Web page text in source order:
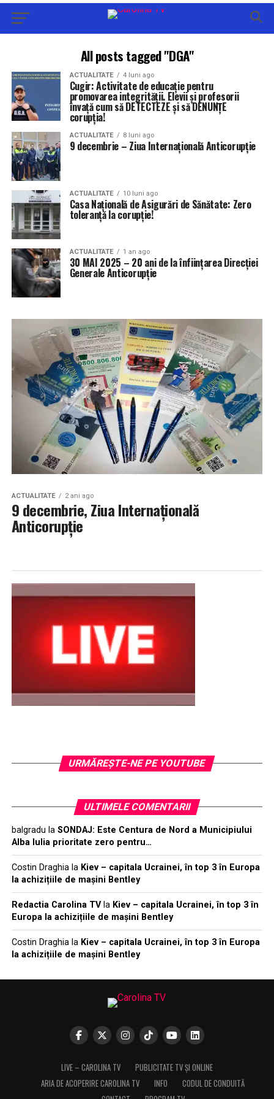
All posts tagged "DGA"
ACTUALITATE 4 luni ago
Cugir: Activitate de educație pentru
promovarea integrității. Elevii și profesorii
învață cum să DETECTEZE și să DENUNȚE
corupția!
ACTUALITATE 8 luni ago
9 decembrie – Ziua Internațională Anticorupție
ACTUALITATE 10 luni ago
Casa Națională de Asigurări de Sănătate: Zero
toleranţă la corupţie!
ACTUALITATE 1 an ago
30 MAI 2025 – 20 ani de la înființarea Direcţiei
Generale Anticorupţie
ACTUALITATE 2 ani ago
9 decembrie, Ziua Internațională
Anticorupție
URMĂREŞTE-NE PE YOUTUBE
ULTIMELE COMENTARII
balgradu la SONDAJ: Este Centura de Nord a Municipiului
Alba Iulia prioritate zero pentru…
Costin Draghiala Kiev – capitala Ucrainei, în top 3 în Europa
la achizițiile de mașini Bentley
Redactia Carolina TVla Kiev – capitala Ucrainei, în top 3 în
Europa la achizițiile de mașini Bentley
Costin Draghiala Kiev – capitala Ucrainei, în top 3 în Europa
la achizițiile de mașini Bentley
LIVE – CAROLINA TV
PUBLICITATE TV ȘI ONLINE
ARIA DE ACOPERIRE CAROLINA TV
INFO
CODUL DE CONDUITĂ